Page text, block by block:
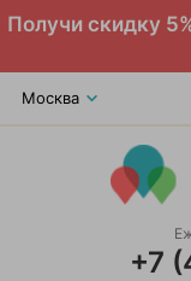
Получи скидку
Москва
+7